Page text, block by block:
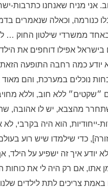
אני מניח שאנחנו כתרבות-
כנורמה, וכאלה שנאמרים
ממשרדי שילטון החוק …
בישראל אפילו דוחפים את
יודע כמה רחבה התופעה
נוכלים במערכת, והם
ללא חוב, וללא
מהצבא, יש לו אהובה,
ייחודיות, הוא היה
כדי שילמדו שיש רוע
יודע איך זה ישפיע על
אתו, אם רק היה לי את
באמת צריכים לתת לילדים